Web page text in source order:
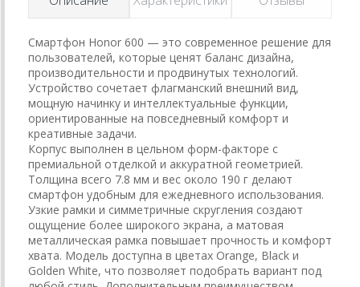
Смартфон Honor 600 — это современное решение для
пользователей, которые ценят баланс дизайна,
производительности и продвинутых технологий.
Устройство сочетает флагманский внешний вид,
мощную начинку и интеллектуальные функции,
ориентированные на повседневный комфорт и
креативные задачи.
Корпус выполнен в цельном форм-факторе с
премиальной отделкой и аккуратной геометрией.
Толщина всего 7.8 мм и вес около 190 г делают
смартфон удобным для ежедневного использования.
Узкие рамки и симметричные скругления создают
ощущение более широкого экрана, а матовая
металлическая рамка повышает прочность и комфорт
хвата. Модель доступна в цветах Orange, Black и
Golden White, что позволяет подобрать вариант под